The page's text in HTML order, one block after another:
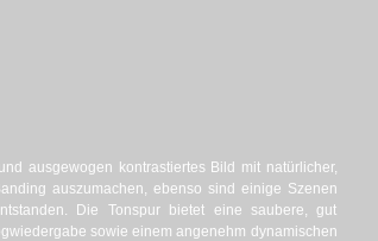
ausgewogen kontrastiertes Bild mit natürlicher,
auszumachen, ebenso sind einige Szenen
Die Tonspur bietet eine saubere, gut
sowie einem angenehm dynamischen